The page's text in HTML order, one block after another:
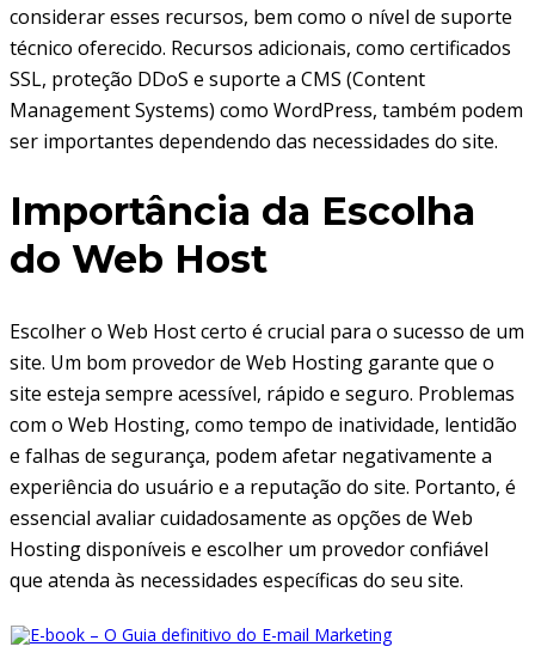
considerar esses recursos, bem como o nível de suporte
técnico oferecido. Recursos adicionais, como certificados
SSL, proteção DDoS e suporte a CMS (Content
Management Systems) como WordPress, também podem
ser importantes dependendo das necessidades do site.
Importância da Escolha
do Web Host
Escolher o Web Host certo é crucial para o sucesso de um
site. Um bom provedor de Web Hosting garante que o
site esteja sempre acessível, rápido e seguro. Problemas
com o Web Hosting, como tempo de inatividade, lentidão
e falhas de segurança, podem afetar negativamente a
experiência do usuário e a reputação do site. Portanto, é
essencial avaliar cuidadosamente as opções de Web
Hosting disponíveis e escolher um provedor confiável
que atenda às necessidades específicas do seu site.